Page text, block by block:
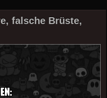
falsche Brüste,